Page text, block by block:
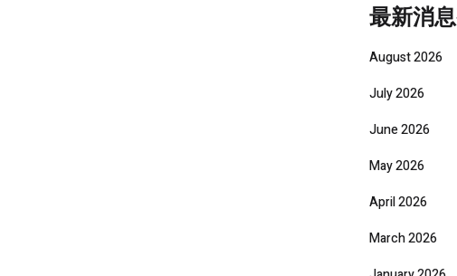
最新消
August 2026
July 2026
June 2026
May 2026
April 2026
March 2026